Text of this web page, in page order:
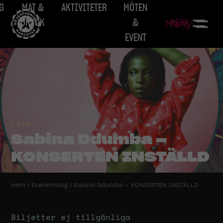
MAT &
DRYCK
AKTIVITETER
MÖTEN
&
EVENT
MENY
Meny
Sabina Ddumba –
KONSERTEN INSTÄLLD
Hem / Evenemang / Sabina Ddumba – KONSERTEN INSTÄLLD
Biljetter ej tillgänliga